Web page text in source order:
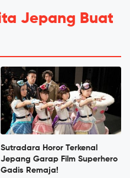
Jepang Buat
Sutradara Horor Terkenal
Jepang Garap Film Superhero
Gadis Remaja!